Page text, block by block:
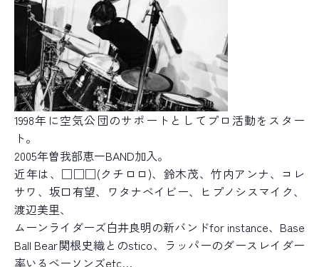
1998年に空気公団のサポートとしてプロ活動をスター
ト。
2005年曽我部恵一BAND加入。
近年は、□□□(クチロロ)、鈴木茂、竹内アンナ、コレ
サワ、坂口有望、ワタナベイビー、ヒプノシスマイク、
渡辺美里、
ムーンライダーズ白井良明の新バンドfor instance、Base
Ball Bear関根史織とのstico、ラッパーのダースレイダー
率いるベーソンズetc…